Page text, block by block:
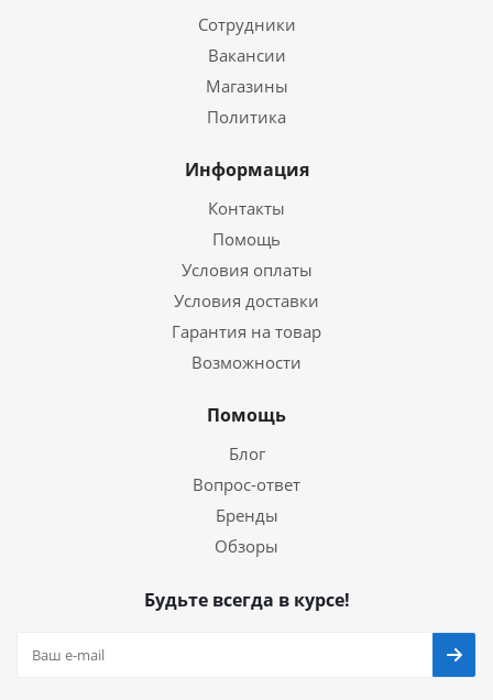
Сотрудники
Вакансии
Магазины
Политика
Информация
Контакты
Помощь
Условия оплаты
Условия доставки
Гарантия на товар
Возможности
Помощь
Блог
Вопрос-ответ
Бренды
Обзоры
Будьте всегда в курсе!